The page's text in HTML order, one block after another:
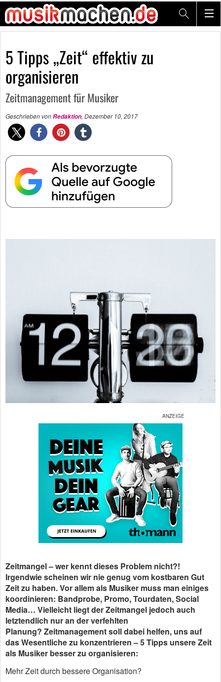
5 Tipps „Zeit“ effektiv zu
organisieren
Zeitmanagement für Musiker
Geschrieben vonRedaktion, Dezember 10, 2017
Zeitmangel – wer kennt dieses Problem nicht?!
Irgendwie scheinen wir nie genug vom kostbaren Gut
Zeit zu haben. Vor allem als Musiker muss man einiges
koordinieren: Bandprobe, Promo, Tourdaten, Social
Media… Vielleicht liegt der Zeitmangel jedoch auch
letztendlich nur an der verfehlten
Planung? Zeitmanagement soll dabei helfen, uns auf
das Wesentliche zu konzentrieren – 5 Tipps unsere Zeit
als Musiker besser zu organisieren:
Mehr Zeit durch bessere Organisation?